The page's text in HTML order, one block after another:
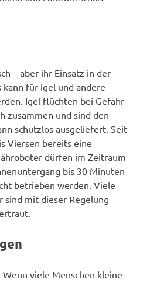
– aber ihr Einsatz in der
für Igel und andere
Igel flüchten bei Gefahr
zusammen und sind den
schutzlos ausgeliefert. Seit
Viersen bereits eine
dürfen im Zeitraum
bis 30 Minuten
betrieben werden. Viele
sind mit dieser Regelung
viele Menschen kleine